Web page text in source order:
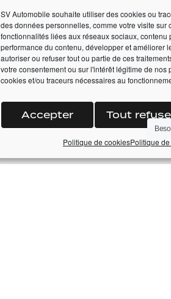
SV Automobile souhaite utiliser des cookies ou
des données personnelles, comme votre visite sur
fonctionnalités liées aux réseaux sociaux, contenu
performance du contenu, développer et améliorer
autoriser ou refuser tout ou partie de ces
votre consentement ou sur l'intérêt légitime de nos
cookies et/ou traceurs nécessaires au
Accepter Tout
Politique de cookiesPolitique